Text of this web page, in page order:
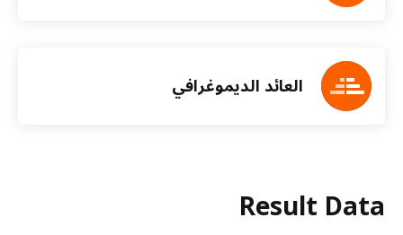
العائد الديموغرافي
Result Data